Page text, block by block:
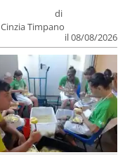
di
Cinzia Timpano
il 08/08/2026